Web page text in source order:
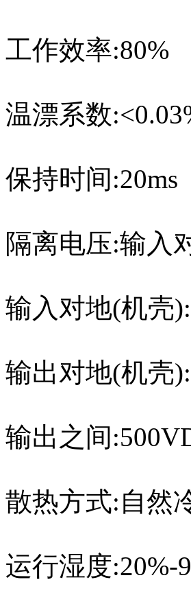
工作效率:80%
温漂系数
保持时间:20ms
隔离电压:输入
输入对地(机壳
输出对地(机壳
输出之间
散热方式:自然
运行湿度:20%-